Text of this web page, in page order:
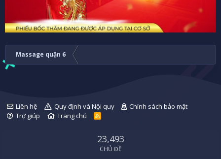
Massage quận 6
Liên hệ Quy định và Nội quy
Chính sách bảo mật
Trợ giúp
Trang chủ
R
23,493
CHỦ ĐỀ